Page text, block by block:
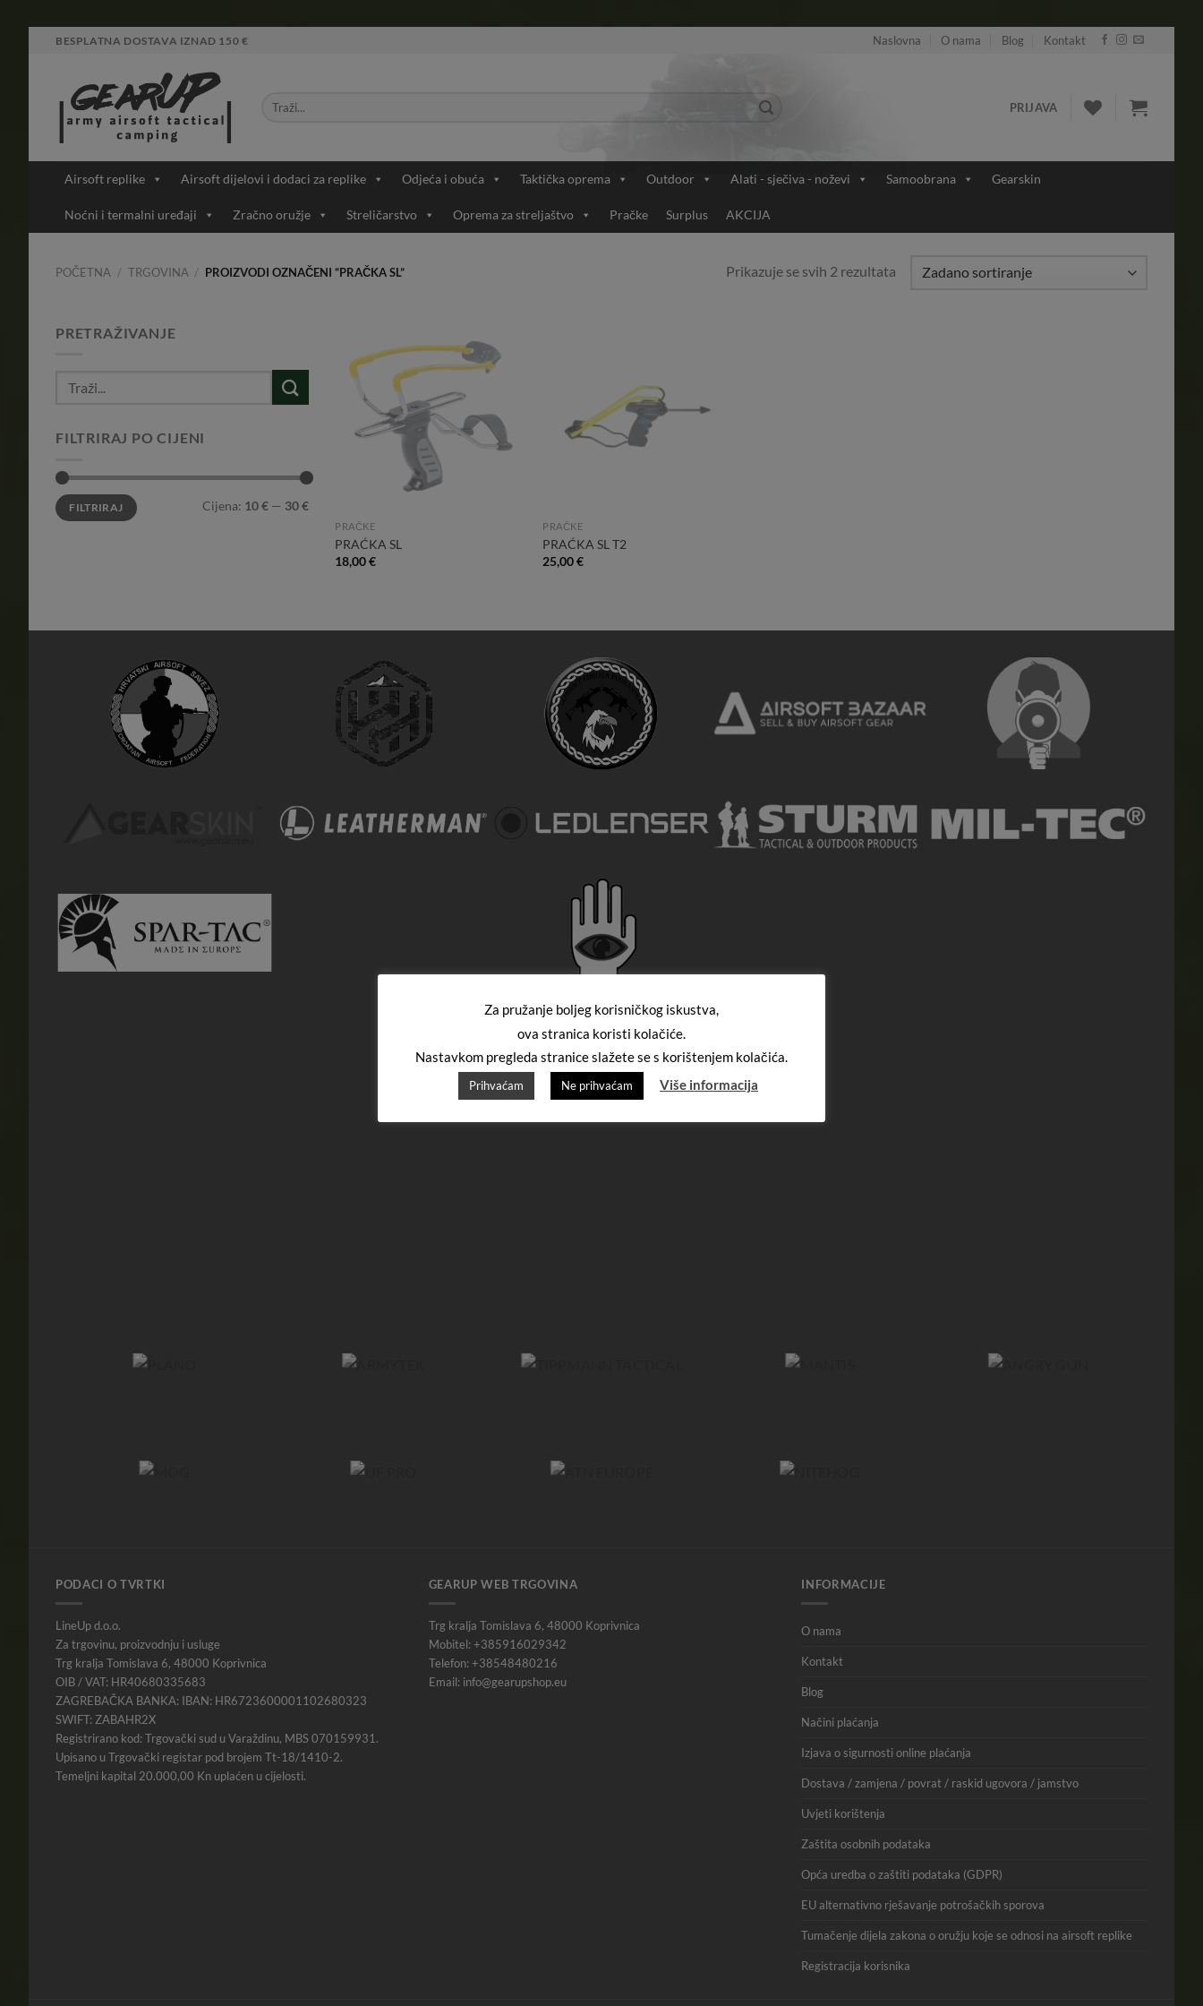
BESPLATNA DOSTAVA IZNAD 150 € Naslovna O nama Blog Kontakt
PRIJAVA
Airsoft replike Airsoft dijelovi i dodaci za replike Odjeća i obuća Taktička oprema Outdoor Alati - sječiva - noževi Samoobrana Gearskin
Noćni i termalni uređaji Zračno oružje Streličarstvo Oprema za streljaštvo Pračke Surplus AKCIJA
POČETNA / TRGOVINA / PROIZVODI OZNAČENI “PRAČKA SL” Prikazuje se svih 2 rezultata
PRETRAŽIVANJE
FILTRIRAJ PO CIJENI
Min
cijena
Maks
cijenaFILTRIRAJ Cijena: 10 €— 30 €
Add to
PRAČKE
PRAĆKA SL
18,00€
PRAČKE
PRAĆKA SL T2
25,00€
PODACI O TVRTKI
LineUp d.o.o.
Za trgovinu, proizvodnju i usluge
Trg kralja Tomislava 6, 48000 Koprivnica
OIB / VAT: HR40680335683
ZAGREBAČKA BANKA: IBAN: HR6723600001102680323
SWIFT: ZABAHR2X
Registrirano kod: Trgovački sud u Varaždinu, MBS 070159931.
Upisano u Trgovački registar pod brojem Tt-18/1410-2.
Temeljni kapital 20.000,00 Kn uplaćen u cijelosti.
GEARUP WEB TRGOVINA
Trg kralja Tomislava 6, 48000 Koprivnica
Mobitel: +385916029342
Telefon: +38548480216
Email: info@gearupshop.eu
INFORMACIJE
O nama
Kontakt
Blog
Načini plaćanja
Izjava o sigurnosti online plaćanja
Dostava / zamjena / povrat / raskid ugovora / jamstvo
Uvjeti korištenja
Zaštita osobnih podataka
Opća uredba o zaštiti podataka (GDPR)
EU alternativno rješavanje potrošačkih sporova
Tumačenje dijela zakona o oružju koje se odnosi na airsoft replike
Registracija korisnika
Za pružanje boljeg korisničkog iskustva,
ova stranica koristi kolačiće.
Nastavkom pregleda stranice slažete se s korištenjem kolačića.
Prihvaćam Ne prihvaćam Više informacija